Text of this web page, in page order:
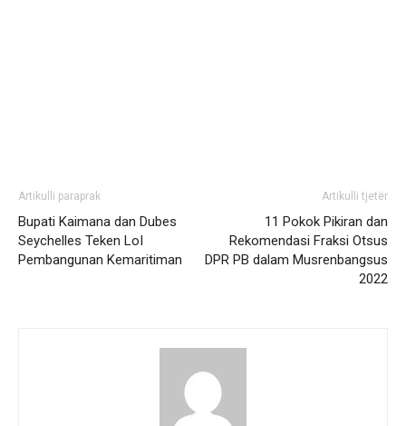
Artikulli paraprak
Bupati Kaimana dan Dubes
Seychelles Teken LoI
Pembangunan Kemaritiman
Artikulli tjetër
11 Pokok Pikiran dan
Rekomendasi Fraksi Otsus
DPR PB dalam Musrenbangsus
2022